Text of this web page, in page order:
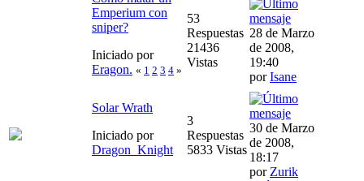
Emperium con
sniper?
Iniciado por
Eragon. « 1 2 3 4 »
53
Respuestas
21436
Vistas
28 de Marzo
de 2008,
19:40
porIsane
Solar Wrath
Iniciado por
Dragon_Knight
3
Respuestas
5833 Vistas
30 de Marzo
de 2008,
18:17
por Zurik